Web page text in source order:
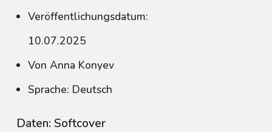
Veröffentlichungsdatum:
10.07.2025
Von Anna Konyev
Sprache: Deutsch
Daten: Softcover